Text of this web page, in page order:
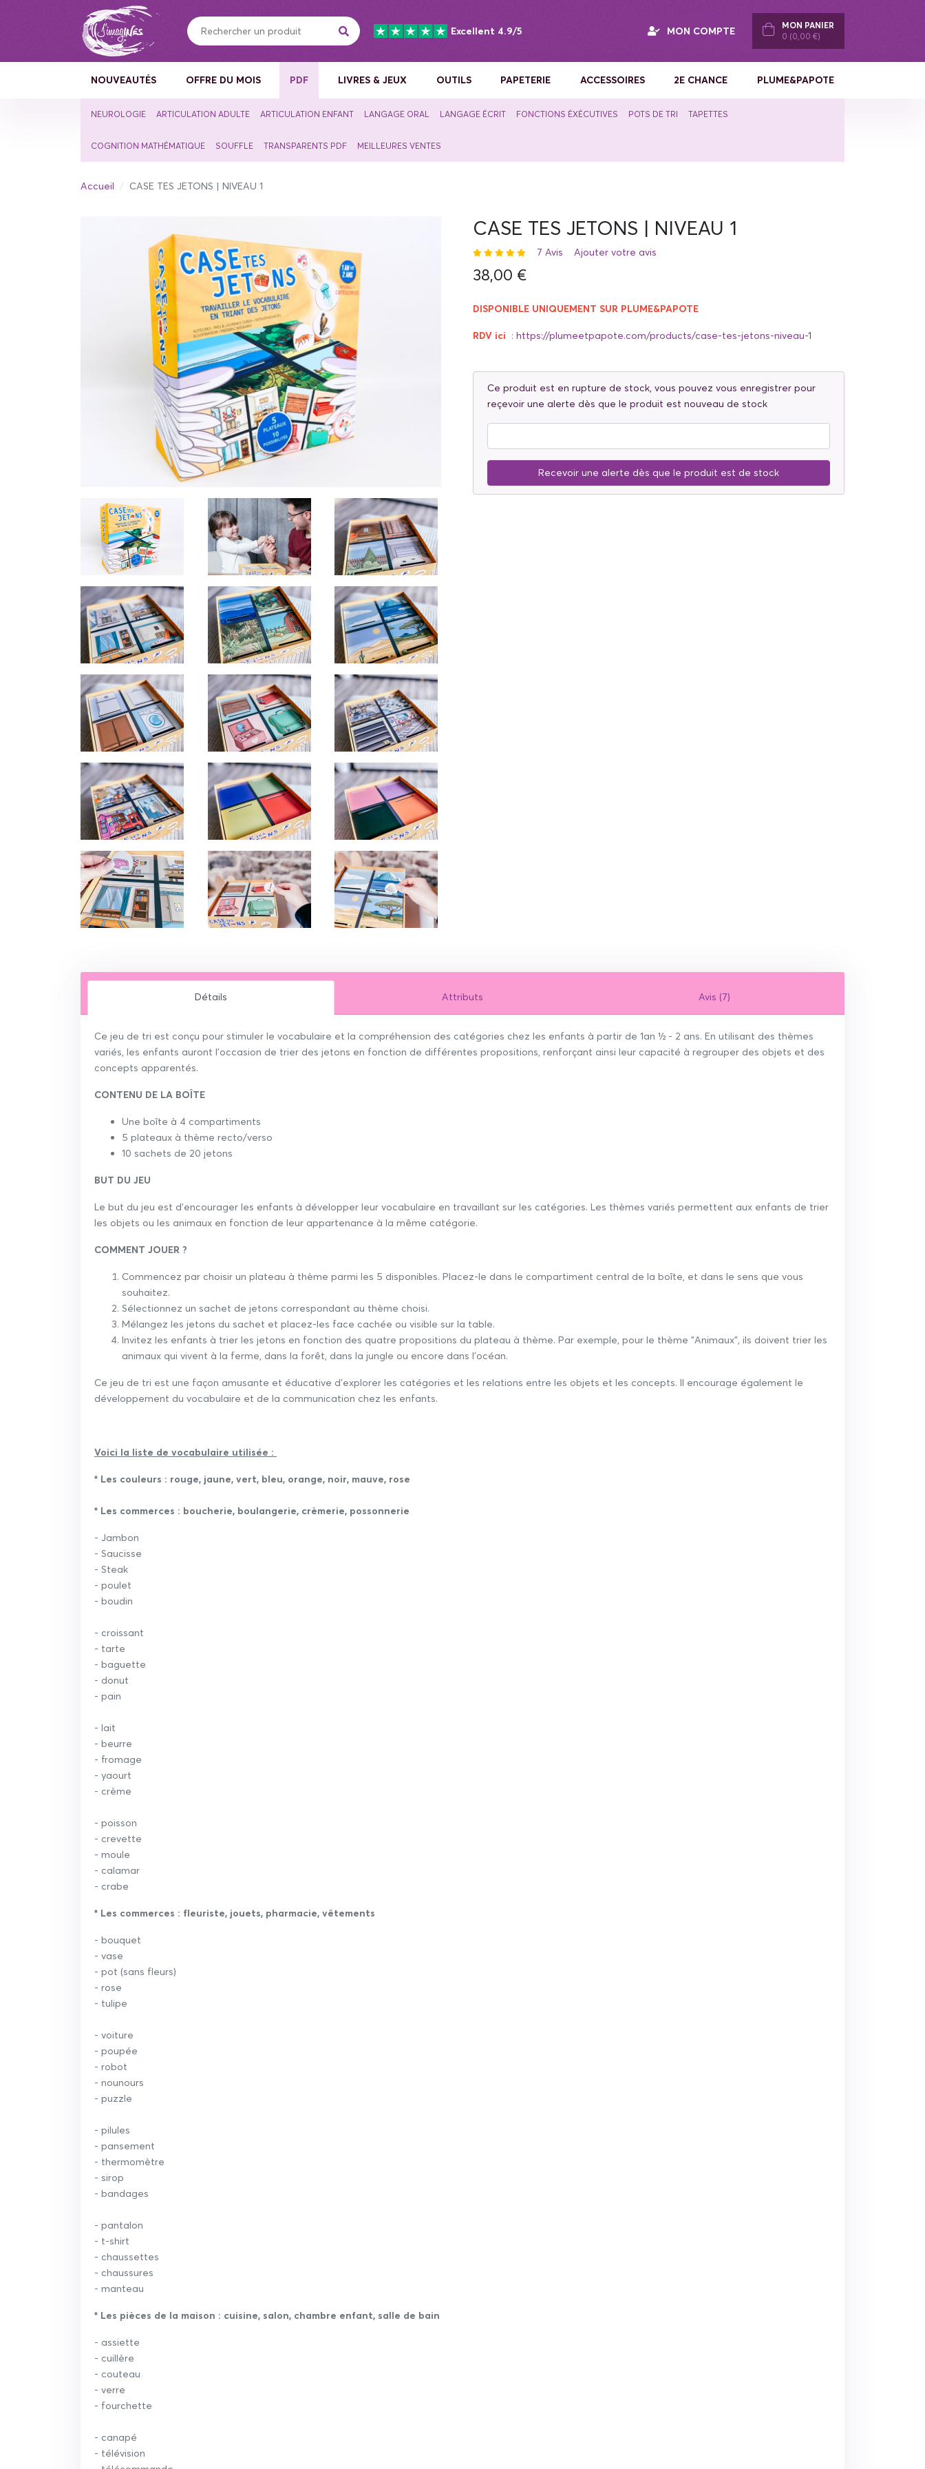
Excellent 4.9/5 MON COMPTE
MON PANIER
0 (0,00 €)
NOUVEAUTÉS OFFRE DU MOIS PDF LIVRES & JEUX OUTILS PAPETERIE ACCESSOIRES 2E CHANCE PLUME&PAPOTE
NEUROLOGIE ARTICULATION ADULTE ARTICULATION ENFANT LANGAGE ORAL LANGAGE ÉCRIT FONCTIONS ÉXÉCUTIVES POTS DE TRI TAPETTES
COGNITION MATHÉMATIQUE SOUFFLE TRANSPARENTS PDF MEILLEURES VENTES
Accueil CASE TES JETONS | NIVEAU 1
CASE TES JETONS | NIVEAU 1
7 Avis Ajouter votre avis
38,00 €
DISPONIBLE UNIQUEMENT SUR PLUME&PAPOTE
RDV ici : https://plumeetpapote.com/products/case-tes-jetons-niveau-1
Ce produit est en rupture de stock, vous pouvez vous enregistrer pour
reçevoir une alerte dès que le produit est nouveau de stock
Détails Attributs Avis (7)
Ce jeu de tri est conçu pour stimuler le vocabulaire et la compréhension des catégories chez les enfants à partir de 1an ½ - 2 ans. En utilisant des thèmes
variés, les enfants auront l'occasion de trier des jetons en fonction de différentes propositions, renforçant ainsi leur capacité à regrouper des objets et des
concepts apparentés.
CONTENU DE LA BOÎTE
Une boîte à 4 compartiments
5 plateaux à thème recto/verso
10 sachets de 20 jetons
BUT DU JEU
Le but du jeu est d'encourager les enfants à développer leur vocabulaire en travaillant sur les catégories. Les thèmes variés permettent aux enfants de trier
les objets ou les animaux en fonction de leur appartenance à la même catégorie.
COMMENT JOUER ?
Commencez par choisir un plateau à thème parmi les 5 disponibles. Placez-le dans le compartiment central de la boîte, et dans le sens que vous
souhaitez.
Sélectionnez un sachet de jetons correspondant au thème choisi.
Mélangez les jetons du sachet et placez-les face cachée ou visible sur la table.
Invitez les enfants à trier les jetons en fonction des quatre propositions du plateau à thème. Par exemple, pour le thème "Animaux", ils doivent trier les
animaux qui vivent à la ferme, dans la forêt, dans la jungle ou encore dans l'océan.
Ce jeu de tri est une façon amusante et éducative d'explorer les catégories et les relations entre les objets et les concepts. Il encourage également le
développement du vocabulaire et de la communication chez les enfants.
Voici la liste de vocabulaire utilisée :
* Les couleurs : rouge, jaune, vert, bleu, orange, noir, mauve, rose
* Les commerces : boucherie, boulangerie, crèmerie, possonnerie
- Jambon
- Saucisse
- Steak
- poulet
- boudin
- croissant
- tarte
- baguette
- donut
- pain
- lait
- beurre
- fromage
- yaourt
- crème
- poisson
- crevette
- moule
- calamar
- crabe
* Les commerces : fleuriste, jouets, pharmacie, vêtements
- bouquet
- vase
- pot (sans fleurs)
- rose
- tulipe
- voiture
- poupée
- robot
- nounours
- puzzle
- pilules
- pansement
- thermomètre
- sirop
- bandages
- pantalon
- t-shirt
- chaussettes
- chaussures
- manteau
* Les pièces de la maison : cuisine, salon, chambre enfant, salle de bain
- assiette
- cuillère
- couteau
- verre
- fourchette
- canapé
- télévision
Panneau de gestion des cookies